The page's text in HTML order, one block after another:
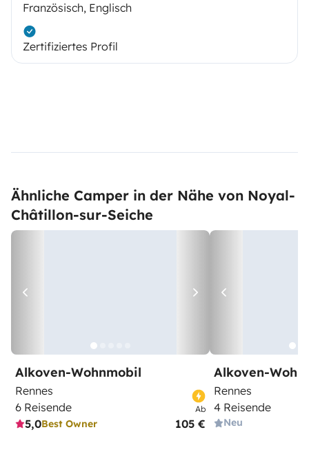
Französisch, Englisch
Zertifiziertes Profil
Ähnliche Camper in der Nähe von Noyal-
Châtillon-sur-Seiche
Alkoven-Wohnmobil
Rennes
6 Reisende
5,0Best Owner
Ab
105 €
Alkoven-
Rennes
4 Reisende
Neu